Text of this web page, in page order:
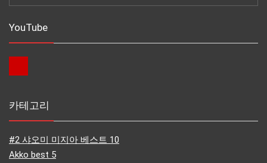
YouTube
카테고리
#2 샤오미 미지아 베스트 10
Akko best 5